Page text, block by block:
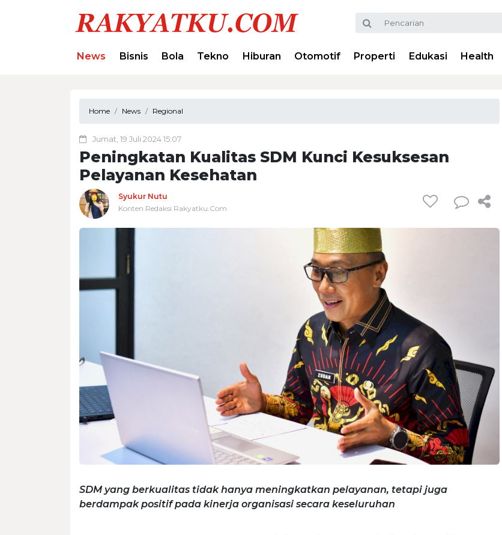
News Bisnis Bola Tekno Hiburan Otomotif Properti Edukasi Health
Home News Regional
Jumat, 19 Juli 2024 15:07
Peningkatan Kualitas SDM Kunci Kesuksesan
Pelayanan Kesehatan
Syukur Nutu
Konten Redaksi Rakyatku.Com
SDM yang berkualitas tidak hanya meningkatkan pelayanan, tetapi juga
berdampak positif pada kinerja organisasi secara keseluruhan